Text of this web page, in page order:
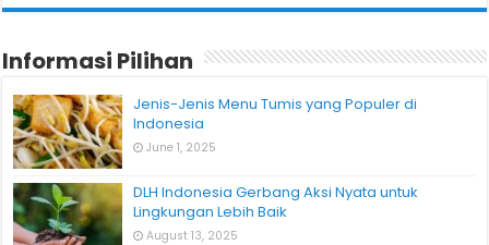
Informasi Pilihan
Jenis-Jenis Menu Tumis yang Populer di
Indonesia
June 1, 2025
DLH Indonesia Gerbang Aksi Nyata untuk
Lingkungan Lebih Baik
August 13, 2025